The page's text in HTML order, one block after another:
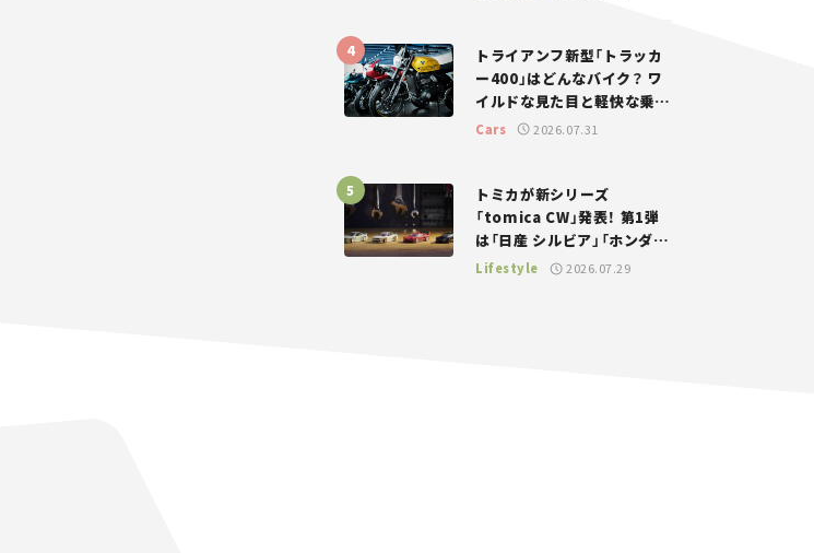
トライアンフ新型「トラッカ
ー400」はどんなバイク？ ワ
イルドな見た目と軽快な乗り
味を両立した400ccフラット
Cars 2026.07.31
トミカが新シリーズ
「tomica CW」発表！ 第1弾
は「日産 シルビア」「ホンダ
NSX」が登場。世界が注目す
Lifestyle 2026.07.29